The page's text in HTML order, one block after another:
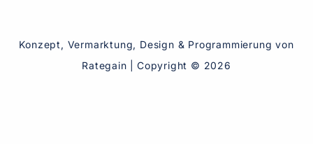
Konzept, Vermarktung, Design & Programmierung von
Rategain
Copyright © 2026